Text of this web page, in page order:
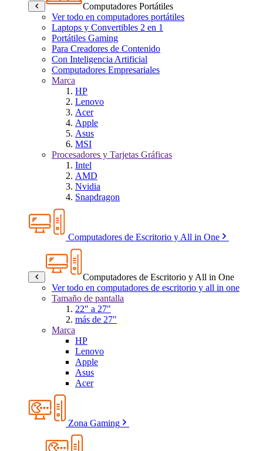
Computadores Portátiles
Ver todo en computadores portátiles
Laptops y Convertibles 2 en 1
Portátiles Gaming
Para Creadores de Contenido
Con Inteligencia Artificial
Computadores Empresariales
Marca
HP
Lenovo
Acer
Apple
Asus
MSI
Procesadores y Tarjetas Gráficas
Intel
AMD
Nvidia
Snapdragon
Computadores de Escritorio y All in One
Computadores de Escritorio y All in One
Ver todo en computadores de escritorio y all in one
Tamaño de pantalla
22" a 27"
más de 27"
Marca
HP
Lenovo
Apple
Asus
Acer
Zona Gaming